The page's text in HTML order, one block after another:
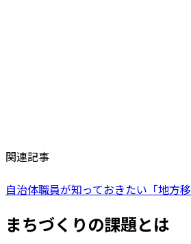
関連記事
自治体職員が知っておきたい「地方
まちづくりの課題とは